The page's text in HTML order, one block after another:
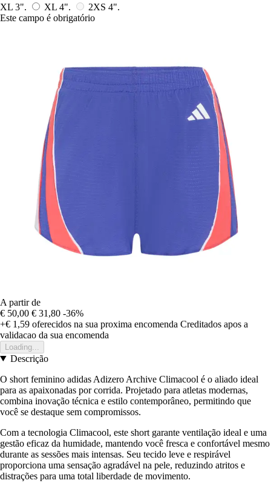
XL 3". XL 4".
2XS 4".
Este campo é obrigatório
A partir de
€ 50,00 € 31,80 -36%
+€ 1,59 oferecidos na sua proxima encomenda Creditados apos a
validacao da sua encomenda
Loading...
Descrição
O short feminino adidas Adizero Archive Climacool é o aliado ideal
para as apaixonadas por corrida. Projetado para atletas modernas,
combina inovação técnica e estilo contemporâneo, permitindo que
você se destaque sem compromissos.
Com a tecnologia Climacool, este short garante ventilação ideal e uma
gestão eficaz da humidade, mantendo você fresca e confortável mesmo
durante as sessões mais intensas. Seu tecido leve e respirável
proporciona uma sensação agradável na pele, reduzindo atritos e
distrações para uma total liberdade de movimento.